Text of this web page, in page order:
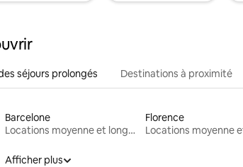
séjours prolongés Destinations à proximité
Barcelone
Locations moyenne et longue durée
Florence
Afficher plus